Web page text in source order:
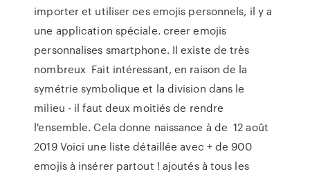
importer et utiliser ces emojis personnels, il y a
une application spéciale. creer emojis
personnalises smartphone. Il existe de très
nombreux Fait intéressant, en raison de la
symétrie symbolique et la division dans le
milieu - il faut deux moitiés de rendre
l'ensemble. Cela donne naissance à de 12 août
2019 Voici une liste détaillée avec + de 900
emojis à insérer partout ! ajoutés à tous les